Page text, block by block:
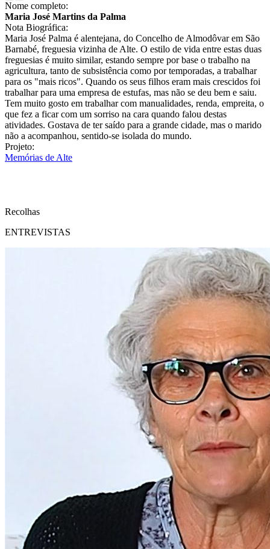
Nome completo:
Maria José Martins da Palma
Nota Biográfica:
Maria José Palma é alentejana, do Concelho de Almodôvar em São
Barnabé, freguesia vizinha de Alte. O estilo de vida entre estas duas
freguesias é muito similar, estando sempre por base o trabalho na
agricultura, tanto de subsistência como por temporadas, a trabalhar
para os "mais ricos". Quando os seus filhos eram mais crescidos foi
trabalhar para uma empresa de estufas, mas não se deu bem e saiu.
Tem muito gosto em trabalhar com manualidades, renda, empreita, o
que fez a ficar com um sorriso na cara quando falou destas
atividades. Gostava de ter saído para a grande cidade, mas o marido
não a acompanhou, sentido-se isolada do mundo.
Projeto:
Memórias de Alte
Recolhas
ENTREVISTAS